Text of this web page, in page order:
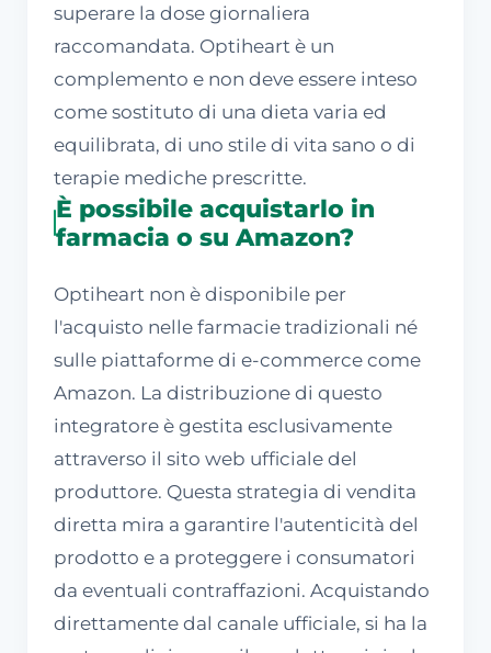
superare la dose giornaliera
raccomandata. Optiheart è un
complemento e non deve essere inteso
come sostituto di una dieta varia ed
equilibrata, di uno stile di vita sano o di
terapie mediche prescritte.
È possibile acquistarlo in
farmacia o su Amazon?
Optiheart non è disponibile per
l'acquisto nelle farmacie tradizionali né
sulle piattaforme di e-commerce come
Amazon. La distribuzione di questo
integratore è gestita esclusivamente
attraverso il sito web ufficiale del
produttore. Questa strategia di vendita
diretta mira a garantire l'autenticità del
prodotto e a proteggere i consumatori
da eventuali contraffazioni. Acquistando
direttamente dal canale ufficiale, si ha la